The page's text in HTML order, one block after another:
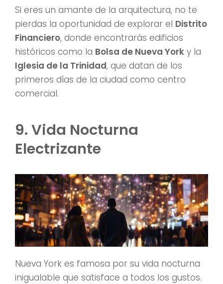
Si eres un amante de la arquitectura, no te
pierdas la oportunidad de explorar el Distrito
Financiero, donde encontrarás edificios
históricos como la Bolsa de Nueva Yorky la
Iglesia de la Trinidad, que datan de los
primeros días de la ciudad como centro
comercial.
9. Vida Nocturna
Electrizante
Nueva York es famosa por su vida nocturna
inigualable que satisface a todos los gustos.